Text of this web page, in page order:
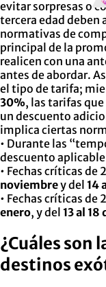
evitar sorpresas o
tercera edad deben
normativas de
principal de la
realicen con una
antes de abordar.
el tipo de tarifa;
30%, las tarifas
un descuento
implica ciertas
• Durante las
descuento
• Fechas críticas de
noviembrey del 14
• Fechas críticas de
enero, y del 13 al
¿Cuáles son
destinos